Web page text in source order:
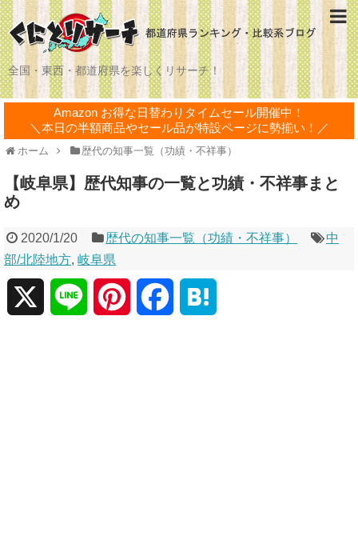
全国・東西・都道府県を楽しくリサーチ！
Amazon お得な日替わりタイムセール開催中！
＼本日の半額商品やセール品が特設ページに勢揃い！／
ホーム 歴代の知事一覧（功績・不祥事）
【岐阜県】歴代知事の一覧と功績・不祥事まと
め
2020/1/20 歴代の知事一覧（功績・不祥事）
中
部/北陸地方, 岐阜県